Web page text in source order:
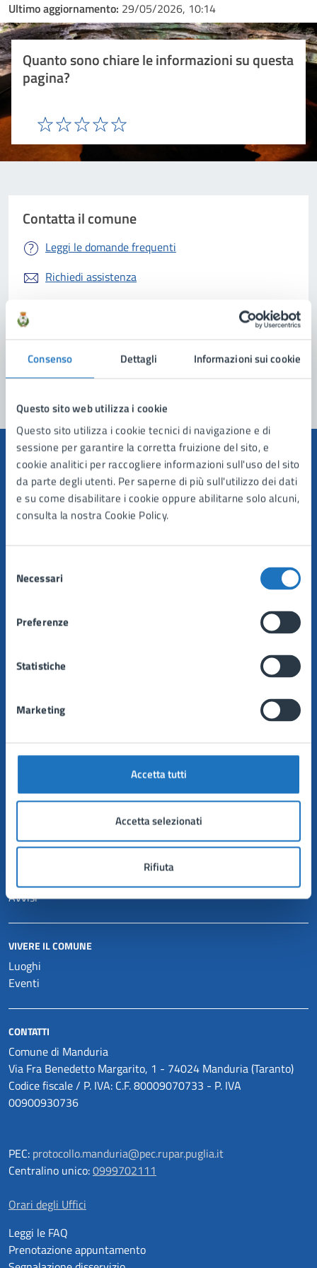
Consenso Dettagli Informazioni sui cookie
Questo sito web utilizza i cookie
Questo sito utilizza i cookie tecnici di navigazione e di
sessione per garantire la corretta fruizione del sito, e
cookie analitici per raccogliere informazioni sull'uso del sito
da parte degli utenti. Per saperne di più sull'utilizzo dei dati
e su come disabilitare i cookie oppure abilitarne solo alcuni,
consulta la nostra Cookie Policy.
delNecessari
Preferenze
Statistiche
Marketing
Accetta tutti
Accetta selezionati
Rifiuta
Ultimo aggiornamento: 29/05/2026, 10:14
Quanto sono chiare le informazioni su questa
pagina?
Valuta 5 stelle su 5
Valuta 4 stelle su 5
Valuta 3 stelle su 5
Valuta 2 stelle su 5
Valuta 1 stelle su 5
Contatta il comune
Leggi le domande frequenti
Richiedi assistenza
Comune di Manduria
Organi di governo
Enti e fondazioni
Personale amministrativo
Documenti e dati
Autorizzazioni
Mobilità e trasporti
Avvisi
VIVERE IL COMUNE
Luoghi
Eventi
CONTATTI
Comune di Manduria
Via Fra Benedetto Margarito, 1 - 74024 Manduria (Taranto)
Codice fiscale / P. IVA: C.F. 80009070733 - P. IVA
00900930736
PEC: protocollo.manduria@pec.rupar.puglia.it
Centralino unico:0999702111
Orari degli Uffici
Leggi le FAQ
Prenotazione appuntamento